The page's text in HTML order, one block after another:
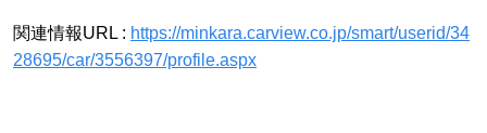
関連情報URL : https://minkara.carview.co.jp/smart/userid/34
28695/car/3556397/profile.aspx